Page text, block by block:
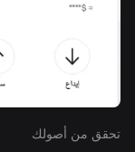
تحقق من أصولك